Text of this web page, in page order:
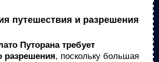
путешествия и разрешения
Путорана требует
разрешения, поскольку большая